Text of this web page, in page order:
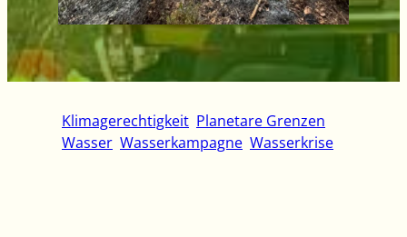
Klimagerechtigkeit Planetare Grenzen
Wasser Wasserkampagne Wasserkrise